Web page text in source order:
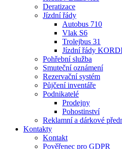
Deratizace
Jízdní řády
Autobus 710
Vlak S6
Trolejbus 31
Jízdní řády
Pohřební služba
Smuteční oznámení
Rezervační systém
Půjčení inventáře
Podnikatelé
Prodejny
Pohostinství
Reklamní a dárkové
Kontakty
Kontakt
Pověřenec pro GDPR